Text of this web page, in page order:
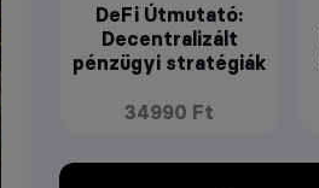
DeFi Útmutató:
Decentralizált
pénzügyi stratégiák
34990 Ft